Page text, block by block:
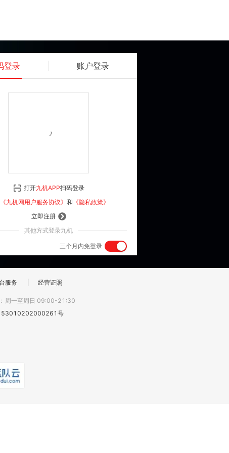
登录 账户登录
登 录
立即注册
其他方式登录九机
三个月内免登录
打开九机APP扫码登录
《九机网用户服务协议》 和 《隐私政策》
服务 经营证照
: 周一至周日 09:00-21:30
53010202000261号